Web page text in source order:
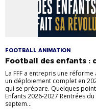
FOOTBALL ANIMATION
Football des enfants :
La FFF a entrepris une
un déploiement complet en
qui se prépare. Quelques
Enfants 2026-2027 Rentrées
septem...